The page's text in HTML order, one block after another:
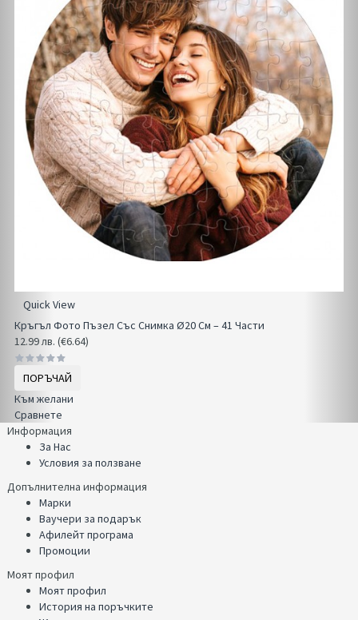
Quick View
Кръгъл Фото Пъзел Със Снимка Ø20 См – 41 Части
12.99 лв. (€6.64)
ПОРЪЧАЙ
Към желани
Сравнете
Информация
За Нас
Условия за ползване
Допълнителна информация
Марки
Ваучери за подарък
Афилейт програма
Промоции
Моят профил
Моят профил
История на поръчките